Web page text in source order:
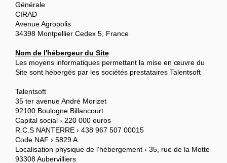
Générale
CIRAD
Avenue Agropolis
34398 Montpellier Cedex 5, France
Nom de l'hébergeur du Site
Les moyens informatiques permettant la mise en œuvre du
Site sont hébergés par les sociétés prestataires Talentsoft
Talentsoft
35 ter avenue André Morizet
92100 Boulogne Billancourt
Capital social › 220 000 euros
R.C.S NANTERRE › 438 967 507 00015
Code NAF › 5829 A
Localisation physique de l'hébergement › 35, rue de la Motte
93308 Aubervilliers